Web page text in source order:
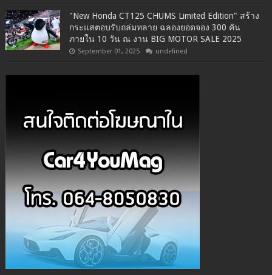
"New Honda CT125 CHUMS Limited Edition" สร้าง
กระแสตอบรับถล่มทลาย ฉลองยอดจอง 300 คัน
ภายใน 10 วัน ณ งาน BIG MOTOR SALE 2025
September 01, 2025 undefined